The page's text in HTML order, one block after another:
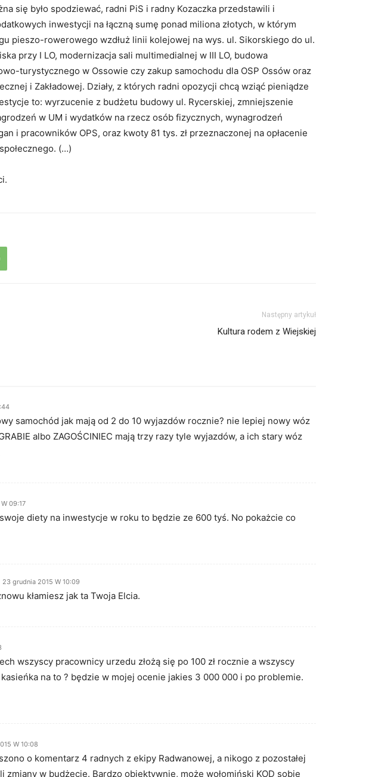
się było spodziewać, radni PiS i radny Kozaczka przedstawili i
inwestycji na łączną sumę ponad miliona złotych, w którym
pieszo-rowerowego wzdłuż linii kolejowej na wys. ul. Sikorskiego do ul.
przy I LO, modernizacja sali multimedialnej w III LO, budowa
turystycznego w Ossowie czy zakup samochodu dla OSP Ossów oraz
i Zakładowej. Działy, z których radni opozycji chcą wziąć pieniądze
to: wyrzucenie z budżetu budowy ul. Rycerskiej, zmniejszenie
w UM i wydatków na rzecz osób fizycznych, wynagrodzeń
i pracowników OPS, oraz kwoty 81 tys. zł przeznaczonej na opłacenie
(…)
Następny artykuł
Kultura rodem z Wiejskiej
samochód jak mają od 2 do 10 wyjazdów rocznie? nie lepiej nowy wóz
albo ZAGOŚCINIEC mają trzy razy tyle wyjazdów, a ich stary wóz
09:17
diety na inwestycje w roku to będzie ze 600 tyś. No pokażcie co
23 grudnia 2015 W 10:09
kłamiesz jak ta Twoja Elcia.
wszyscy pracownicy urzedu złożą się po 100 zł rocznie a wszyscy
kasieńka na to ? będzie w mojej ocenie jakies 3 000 000 i po problemie.
W 10:08
o komentarz 4 radnych z ekipy Radwanowej, a nikogo z pozostałej
zmiany w budżecie. Bardzo obiektywnie, może wołomiński KOD sobie